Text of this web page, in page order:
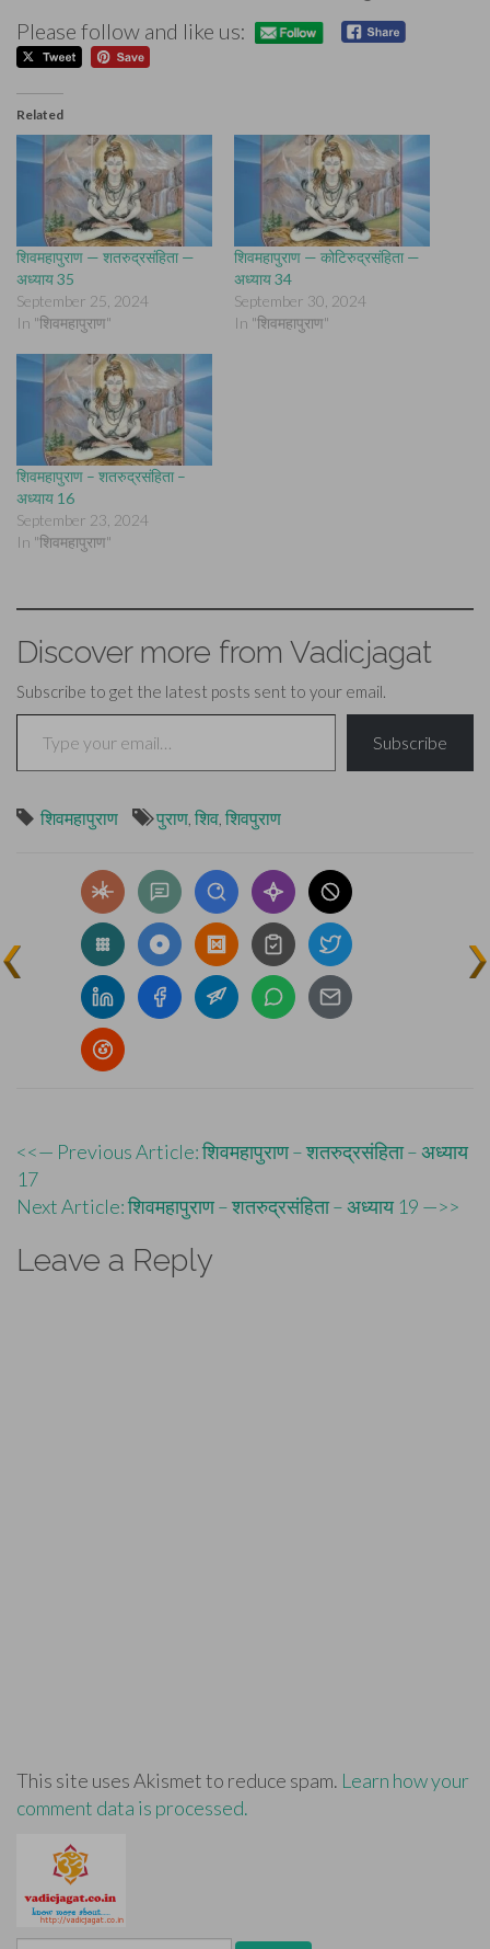
Please follow and like us:
Related
शिवमहापुराण — शतरुद्रसंहिता —
अध्याय 35
September 25, 2024
In "शिवमहापुराण"
शिवमहापुराण — कोटिरुद्रसंहिता —
अध्याय 34
September 30, 2024
In "शिवमहापुराण"
शिवमहापुराण – शतरुद्रसंहिता –
अध्याय 16
September 23, 2024
In "शिवमहापुराण"
Discover more from Vadicjagat
Subscribe to get the latest posts sent to your email.
Type your email…
Subscribe
शिवमहापुराण पुराण, शिव, शिवपुराण
Post
navigation
<<— Previous Article: शिवमहापुराण – शतरुद्रसंहिता – अध्याय
17
Next Article: शिवमहापुराण – शतरुद्रसंहिता – अध्याय 19 —>>
Leave a Reply
This site uses Akismet to reduce spam. Learn how your
comment data is processed.